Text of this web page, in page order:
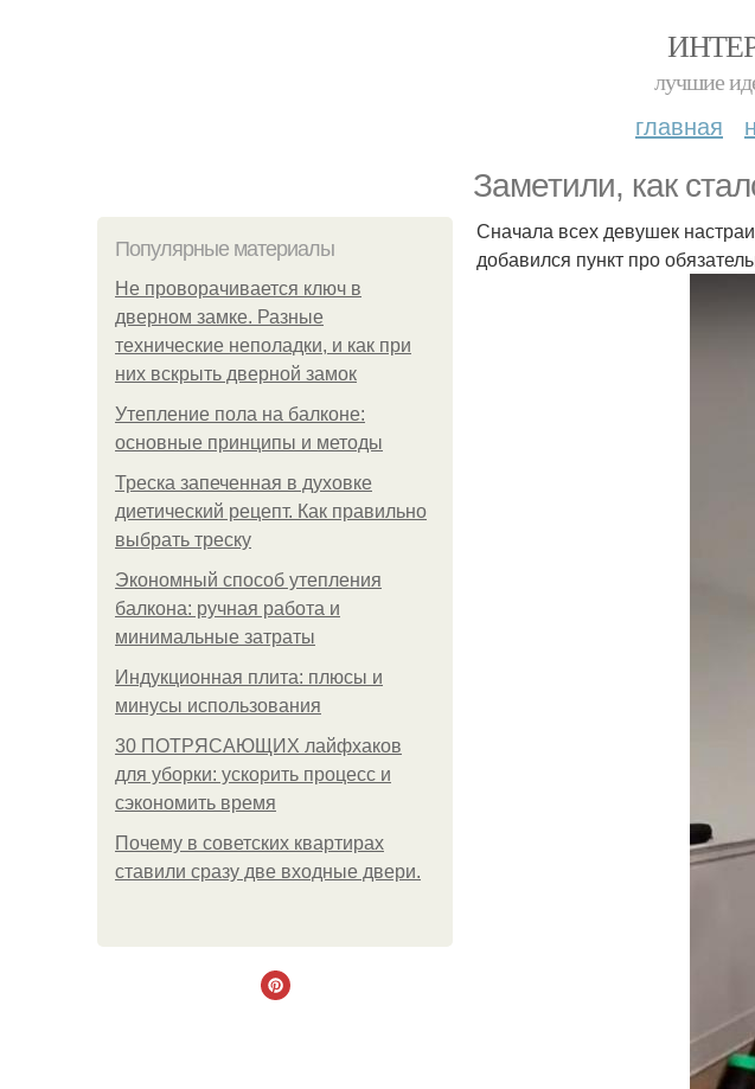
лучшие
главная
Заметили, как
Популярные материалы
Не проворачивается ключ в
дверном замке. Разные
технические неполадки, и как при
них вскрыть дверной замок
Утепление пола на балконе:
основные принципы и методы
Треска запеченная в духовке
диетический рецепт. Как правильно
выбрать треску
Экономный способ утепления
балкона: ручная работа и
минимальные затраты
Индукционная плита: плюсы и
минусы использования
30 ПОТРЯСАЮЩИХ лайфхаков
для уборки: ускорить процесс и
сэкономить время
Почему в советских квартирах
ставили сразу две входные двери.
Сначала всех девушек
добавился пункт про